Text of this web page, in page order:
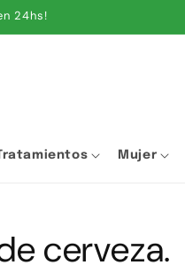
24hs!
Mujer
cerveza.